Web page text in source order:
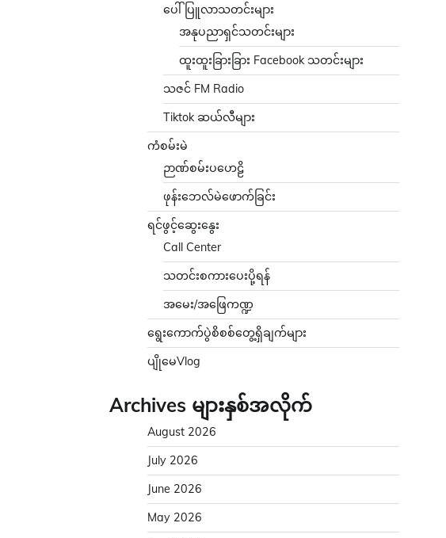
ပေါ်ပြူလာသတင်းများ
အနုပညာရှင်သတင်းများ
ထူးထူးခြားခြား Facebook သတင်းများ
သဇင် FM Radio
Tiktok ဆယ်လီများ
ကံစမ်းမဲ
ဉာဏ်စမ်းပဟေဠိ
ဖုန်းဘေလ်မဲဖောက်ခြင်း
ရင်ဖွင့်ဆွေးနွေး
Call Center
သတင်းစကားပေးပို့ရန်
အမေး/အဖြေကဏ္ဍ
ရွေးကောက်ပွဲစိစစ်တွေ့ရှိချက်များ
ပျိုမေVlog
Archives များနှစ်အလိုက်
August 2026
July 2026
June 2026
May 2026